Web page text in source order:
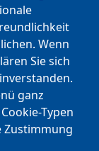
Wenn
Sie sich
ganz
Typen
Zustimmung